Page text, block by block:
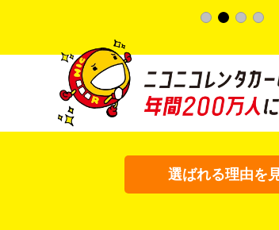
選ばれる理由を